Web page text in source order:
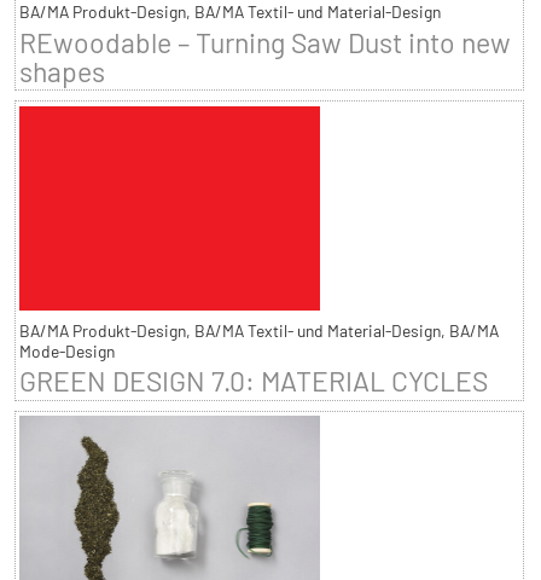
BA/MA Produkt-Design, BA/MA Textil- und Material-Design
REwoodable – Turning Saw Dust into new
shapes
BA/MA Produkt-Design, BA/MA Textil- und Material-Design, BA/MA
Mode-Design
GREEN DESIGN 7.0: MATERIAL CYCLES